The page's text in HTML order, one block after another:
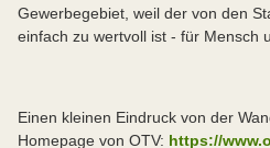
Gewerbegebiet, weil der von den
einfach zu wertvoll ist - für Mensch
Einen kleinen Eindruck von der
Homepage von OTV: https://